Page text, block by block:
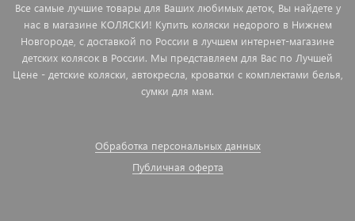
Все самые лучшие товары для Ваших любимых деток, Вы найдете у
нас в магазине КОЛЯСКИ! Купить коляски недорого в Нижнем
Новгороде, с доставкой по России в лучшем интернет-магазине
детских колясок в России. Мы представляем для Вас по Лучшей
Цене - детские коляски, автокресла, кроватки с комплектами белья,
сумки для мам.
Обработка персональных данных
Публичная оферта